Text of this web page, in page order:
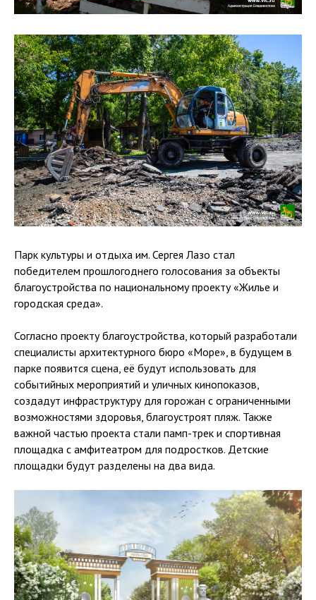
Парк культуры и отдыха им. Сергея Лазо стал
победителем прошлогоднего голосования за объекты
благоустройства по национальному проекту «Жилье и
городская среда».
Согласно проекту благоустройства, который разработали
специалисты архитектурного бюро «Море», в будущем в
парке появится сцена, её будут использовать для
событийных мероприятий и уличных кинопоказов,
создадут инфраструктуру для горожан с ограниченными
возможностями здоровья, благоустроят пляж. Также
важной частью проекта стали памп-трек и спортивная
площадка с амфитеатром для подростков. Детские
площадки будут разделены на два вида.